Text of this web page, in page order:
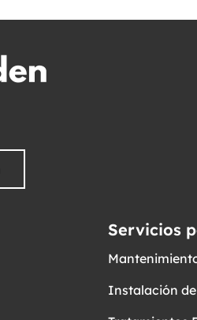
Servicios
Instalación